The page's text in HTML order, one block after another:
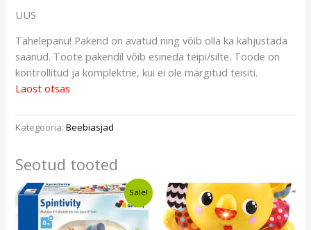
UUS
Tähelepanu! Pakend on avatud ning võib olla ka kahjustada
saanud. Toote pakendil võib esineda teipi/silte. Toode on
kontrollitud ja komplektne, kui ei ole märgitud teisiti.
Laost otsas
Kategooria:Beebiasjad
Seotud tooted
Sale!
Algne
hind
oli:
€16,39.
Current
price
is:
€14,49.